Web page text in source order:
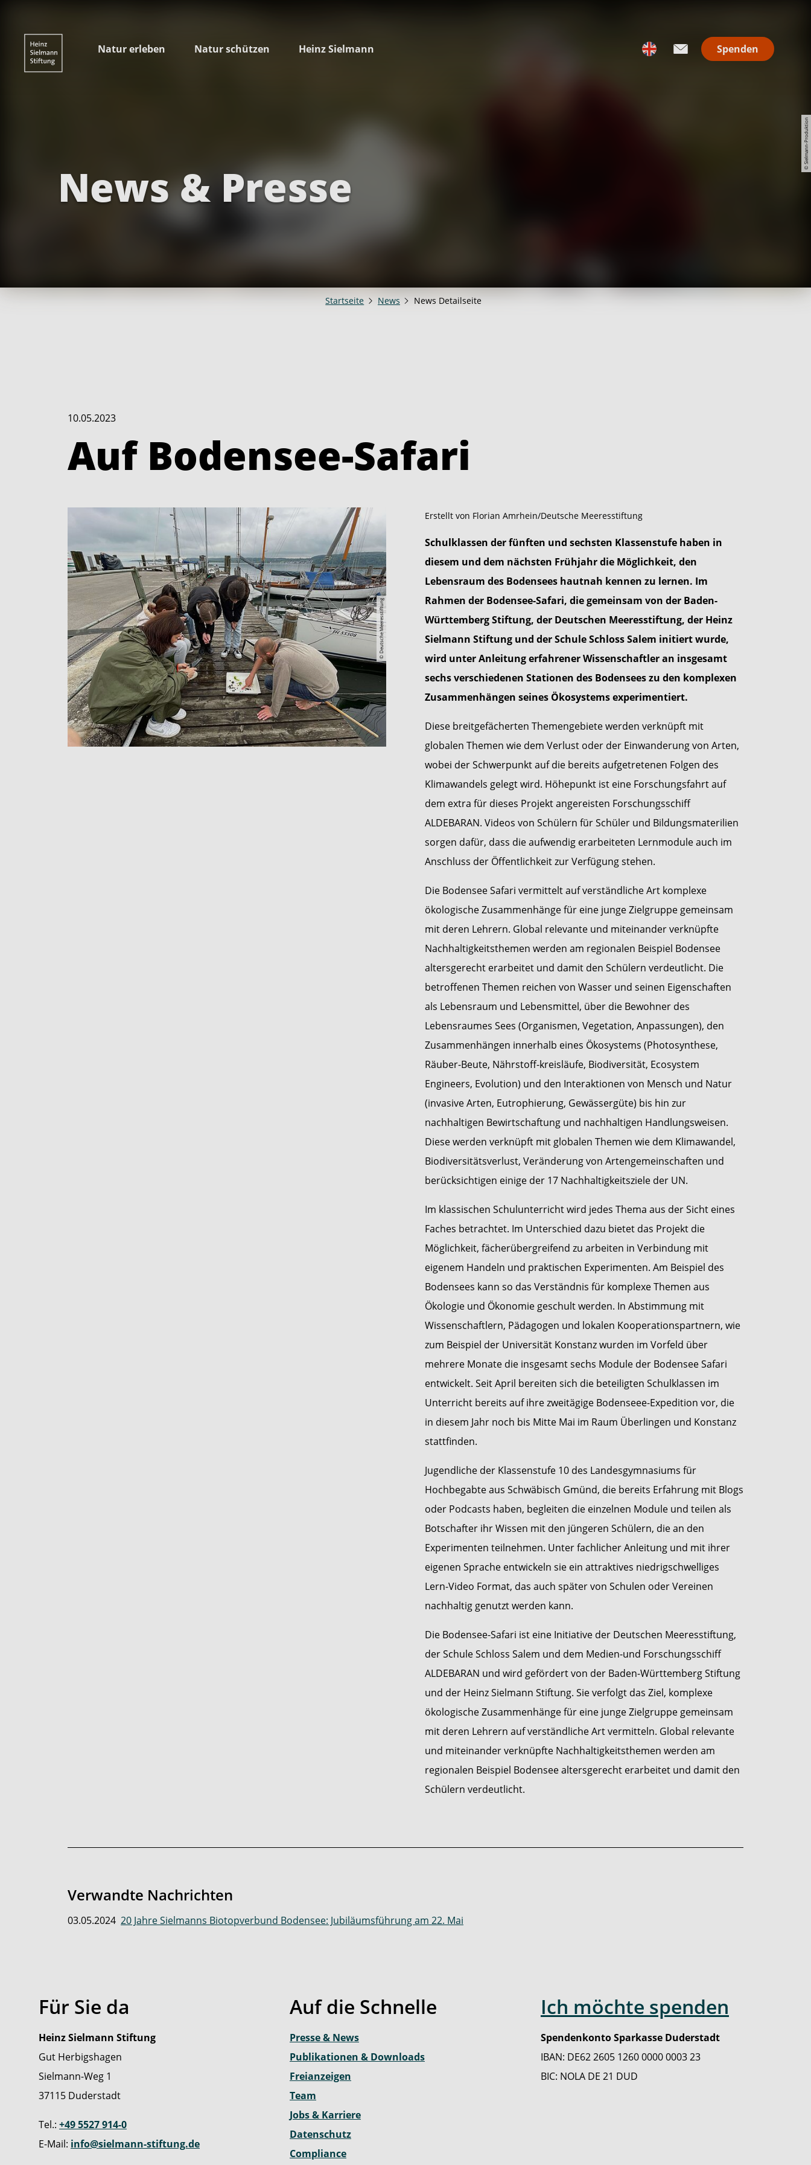
Natur erleben Natur schützen Heinz Sielmann Spenden
© Sielmann-Produktion
News & Presse
Startseite News News Detailseite
10.05.2023
Auf Bodensee-Safari
© Deutsche Meeresstiftung
Erstellt von Florian Amrhein/Deutsche Meeresstiftung
Schulklassen der fünften und sechsten Klassenstufe haben in
diesem und dem nächsten Frühjahr die Möglichkeit, den
Lebensraum des Bodensees hautnah kennen zu lernen. Im
Rahmen der Bodensee-Safari, die gemeinsam von der Baden-
Württemberg Stiftung, der Deutschen Meeresstiftung, der Heinz
Sielmann Stiftung und der Schule Schloss Salem initiert wurde,
wird unter Anleitung erfahrener Wissenschaftler an insgesamt
sechs verschiedenen Stationen des Bodensees zu den komplexen
Zusammenhängen seines Ökosystems experimentiert.
Diese breitgefächerten Themengebiete werden verknüpft mit
globalen Themen wie dem Verlust oder der Einwanderung von Arten,
wobei der Schwerpunkt auf die bereits aufgetretenen Folgen des
Klimawandels gelegt wird. Höhepunkt ist eine Forschungsfahrt auf
dem extra für dieses Projekt angereisten Forschungsschiff
ALDEBARAN. Videos von Schülern für Schüler und Bildungsmaterilien
sorgen dafür, dass die aufwendig erarbeiteten Lernmodule auch im
Anschluss der Öffentlichkeit zur Verfügung stehen.
Die Bodensee Safari vermittelt auf verständliche Art komplexe
ökologische Zusammenhänge für eine junge Zielgruppe gemeinsam
mit deren Lehrern. Global relevante und miteinander verknüpfte
Nachhaltigkeitsthemen werden am regionalen Beispiel Bodensee
altersgerecht erarbeitet und damit den Schülern verdeutlicht. Die
betroffenen Themen reichen von Wasser und seinen Eigenschaften
als Lebensraum und Lebensmittel, über die Bewohner des
Lebensraumes Sees (Organismen, Vegetation, Anpassungen), den
Zusammenhängen innerhalb eines Ökosystems (Photosynthese,
Räuber-Beute, Nährstoff-kreisläufe, Biodiversität, Ecosystem
Engineers, Evolution) und den Interaktionen von Mensch und Natur
(invasive Arten, Eutrophierung, Gewässergüte) bis hin zur
nachhaltigen Bewirtschaftung und nachhaltigen Handlungsweisen.
Diese werden verknüpft mit globalen Themen wie dem Klimawandel,
Biodiversitätsverlust, Veränderung von Artengemeinschaften und
berücksichtigen einige der 17 Nachhaltigkeitsziele der UN.
Im klassischen Schulunterricht wird jedes Thema aus der Sicht eines
Faches betrachtet. Im Unterschied dazu bietet das Projekt die
Möglichkeit, fächerübergreifend zu arbeiten in Verbindung mit
eigenem Handeln und praktischen Experimenten. Am Beispiel des
Bodensees kann so das Verständnis für komplexe Themen aus
Ökologie und Ökonomie geschult werden. In Abstimmung mit
Wissenschaftlern, Pädagogen und lokalen Kooperationspartnern, wie
zum Beispiel der Universität Konstanz wurden im Vorfeld über
mehrere Monate die insgesamt sechs Module der Bodensee Safari
entwickelt. Seit April bereiten sich die beteiligten Schulklassen im
Unterricht bereits auf ihre zweitägige Bodenseee-Expedition vor, die
in diesem Jahr noch bis Mitte Mai im Raum Überlingen und Konstanz
stattfinden.
Jugendliche der Klassenstufe 10 des Landesgymnasiums für
Hochbegabte aus Schwäbisch Gmünd, die bereits Erfahrung mit Blogs
oder Podcasts haben, begleiten die einzelnen Module und teilen als
Botschafter ihr Wissen mit den jüngeren Schülern, die an den
Experimenten teilnehmen. Unter fachlicher Anleitung und mit ihrer
eigenen Sprache entwickeln sie ein attraktives niedrigschwelliges
Lern-Video Format, das auch später von Schulen oder Vereinen
nachhaltig genutzt werden kann.
Die Bodensee-Safari ist eine Initiative der Deutschen Meeresstiftung,
der Schule Schloss Salem und dem Medien-und Forschungsschiff
ALDEBARAN und wird gefördert von der Baden-Württemberg Stiftung
und der Heinz Sielmann Stiftung. Sie verfolgt das Ziel, komplexe
ökologische Zusammenhänge für eine junge Zielgruppe gemeinsam
mit deren Lehrern auf verständliche Art vermitteln. Global relevante
und miteinander verknüpfte Nachhaltigkeitsthemen werden am
regionalen Beispiel Bodensee altersgerecht erarbeitet und damit den
Schülern verdeutlicht.
Verwandte Nachrichten
03.05.2024 20 Jahre Sielmanns Biotopverbund Bodensee: Jubiläumsführung am 22. Mai
Für Sie da
Heinz Sielmann Stiftung
Gut Herbigshagen
Sielmann-Weg 1
37115 Duderstadt
Tel.: +49 5527 914-0
E-Mail: info@sielmann-stiftung.de
Auf die Schnelle
Presse & News
Publikationen & Downloads
Freianzeigen
Team
Jobs & Karriere
Datenschutz
Compliance
Ich möchte spenden
Spendenkonto Sparkasse Duderstadt
IBAN: DE62 2605 1260 0000 0003 23
BIC: NOLA DE 21 DUD